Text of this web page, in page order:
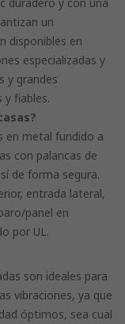
un
disponibles en
especializadas y
y grandes
y fiables.
en metal fundido a
con palancas de
de forma segura.
entrada lateral,
panel en
por UL.
son ideales para
vibraciones, ya que
óptimos, sea cual